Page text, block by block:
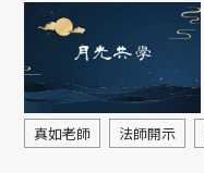
真如老師 法師開示